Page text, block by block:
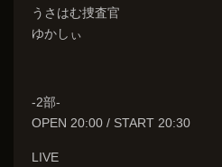
うさはむ捜査官
ゆかしぃ
-2部-
OPEN 20:00 / START 20:30
LIVE